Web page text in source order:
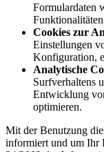
Formulardaten
Cookies zur
Einstellungen
Konfiguration,
Analytische
Surfverhaltens
Entwicklung
optimieren.
Mit der Benutzung
informiert und um Ihr